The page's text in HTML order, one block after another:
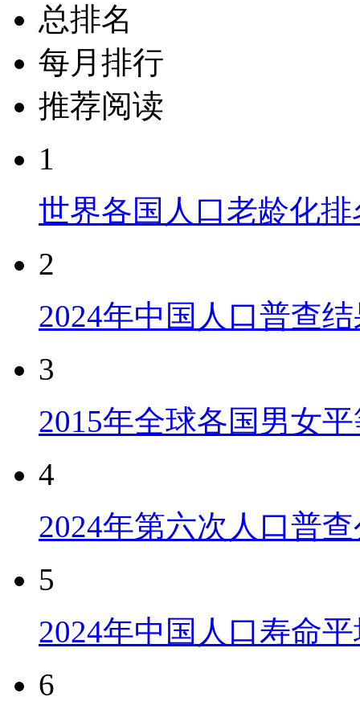
总排名
每月排行
推荐阅读
1
世界各国人口老龄化
2
2024年中国人口普查
3
2015年全球各国男女
4
2024年第六次人口普
5
2024年中国人口寿命
6